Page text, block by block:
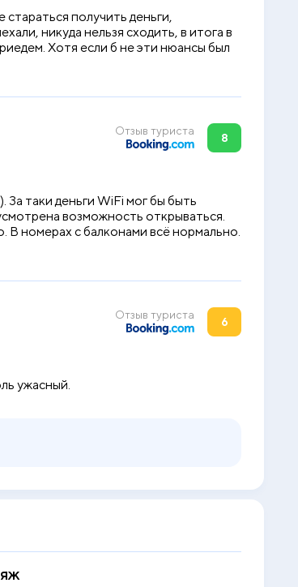
получить деньги,
никуда нельзя сходить, в итога в
Хотя если б не эти нюансы был
Отзыв туриста
8
таки деньги WiFi мог бы быть
возможность открываться.
В номерах с балконами всё нормально.
Отзыв туриста
6
ужасный.